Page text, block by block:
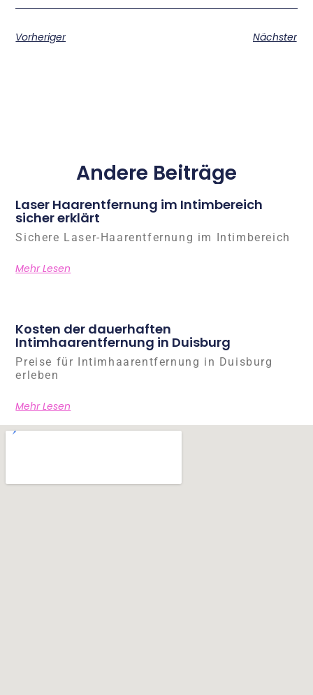
Vorheriger Nächster
Andere Beiträge
Laser Haarentfernung im Intimbereich
sicher erklärt
Sichere Laser-Haarentfernung im Intimbereich
Mehr Lesen
Kosten der dauerhaften
Intimhaarentfernung in Duisburg
Preise für Intimhaarentfernung in Duisburg
erleben
Mehr Lesen